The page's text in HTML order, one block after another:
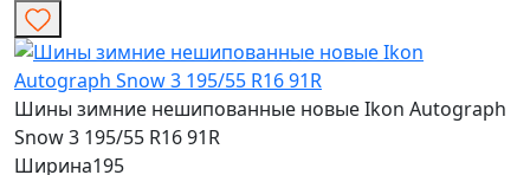
Шины зимние нешипованные новые Ikon Autograph
Snow 3 195/55 R16 91R
Ширина195